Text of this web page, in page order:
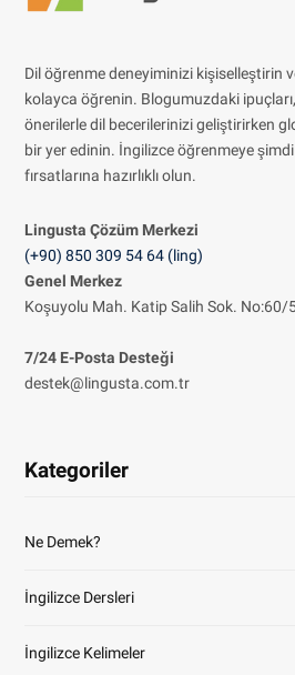
Dil öğrenme deneyiminizi kişiselleştirin
kolayca öğrenin. Blogumuzdaki
önerilerle dil becerilerinizi geliştirirken
bir yer edinin. İngilizce öğrenmeye şimdi
fırsatlarına hazırlıklı olun.
Lingusta Çözüm Merkezi
(+90) 850 309 54 64 (ling)
Genel Merkez
Koşuyolu Mah. Katip Salih Sok. No:60/
7/24 E-Posta Desteği
destek@lingusta.com.tr
Kategoriler
Ne Demek?
İngilizce Dersleri
İngilizce Kelimeler